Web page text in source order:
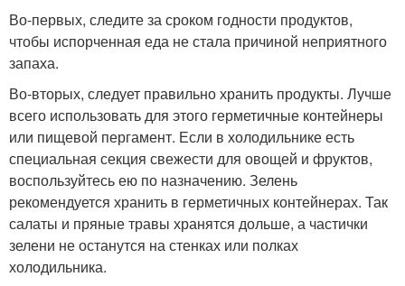
Во-первых, следите за сроком годности продуктов,
чтобы испорченная еда не стала причиной неприятного
запаха.
Во-вторых, следует правильно хранить продукты. Лучше
всего использовать для этого герметичные контейнеры
или пищевой пергамент. Если в холодильнике есть
специальная секция свежести для овощей и фруктов,
воспользуйтесь ею по назначению. Зелень
рекомендуется хранить в герметичных контейнерах. Так
салаты и пряные травы хранятся дольше, а частички
зелени не останутся на стенках или полках
холодильника.